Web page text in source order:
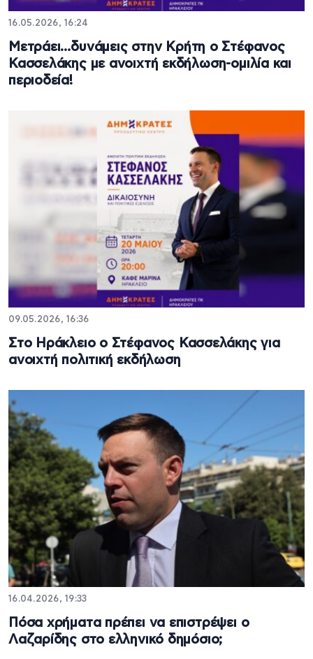
16.05.2026, 16:24
Μετράει…δυνάμεις στην Κρήτη ο Στέφανος
Κασσελάκης με ανοιχτή εκδήλωση-ομιλία και
περιοδεία!
09.05.2026, 16:36
Στο Ηράκλειο ο Στέφανος Κασσελάκης για
ανοιχτή πολιτική εκδήλωση
16.04.2026, 19:33
Πόσα χρήματα πρέπει να επιστρέψει ο
Λαζαρίδης στο ελληνικό δημόσιο;